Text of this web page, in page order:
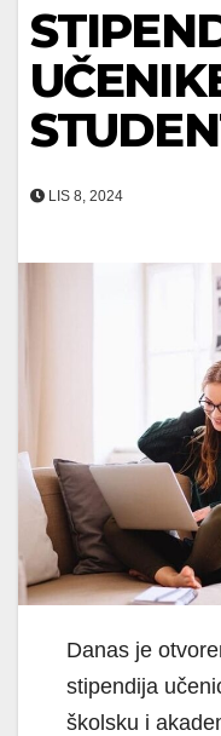
LIS 8, 2024
Danas je
stipendija
školsku i